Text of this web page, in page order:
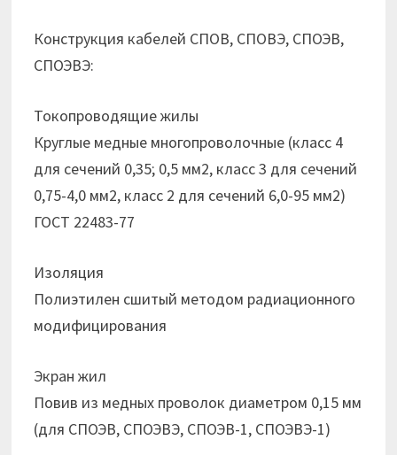
Конструкция кабелей СПОВ, СПОВЭ, СПОЭВ,
СПОЭВЭ:
Токопроводящие жилы
Круглые медные многопроволочные (класс 4
для сечений 0,35; 0,5 мм2, класс 3 для сечений
0,75-4,0 мм2, класс 2 для сечений 6,0-95 мм2)
ГОСТ 22483-77
Изоляция
Полиэтилен сшитый методом радиационного
модифицирования
Экран жил
Повив из медных проволок диаметром 0,15 мм
(для СПОЭВ, СПОЭВЭ, СПОЭВ-1, СПОЭВЭ-1)